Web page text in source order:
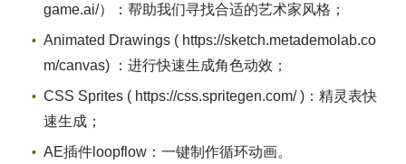
game.ai/）：帮助我们寻找合适的艺术家风格；
Animated Drawings ( https://sketch.metademolab.co
m/canvas) ：进行快速生成角色动效；
CSS Sprites ( https://css.spritegen.com/ )：精灵表快
速生成；
AE插件loopflow：一键制作循环动画。